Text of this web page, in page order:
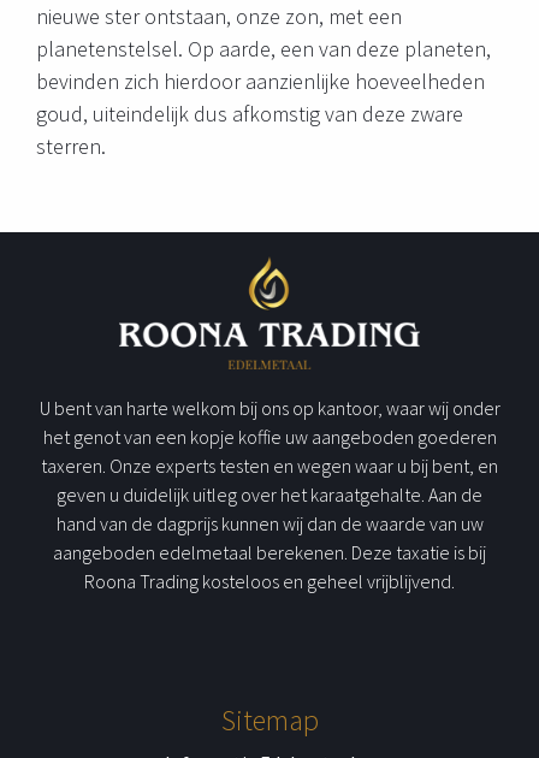
nieuwe ster ontstaan, onze zon, met een
planetenstelsel. Op aarde, een van deze planeten,
bevinden zich hierdoor aanzienlijke hoeveelheden
goud, uiteindelijk dus afkomstig van deze zware
sterren.
U bent van harte welkom bij ons op kantoor, waar wij onder
het genot van een kopje koffie uw aangeboden goederen
taxeren. Onze experts testen en wegen waar u bij bent, en
geven u duidelijk uitleg over het karaatgehalte. Aan de
hand van de dagprijs kunnen wij dan de waarde van uw
aangeboden edelmetaal berekenen. Deze taxatie is bij
Roona Trading kosteloos en geheel vrijblijvend.
Sitemap